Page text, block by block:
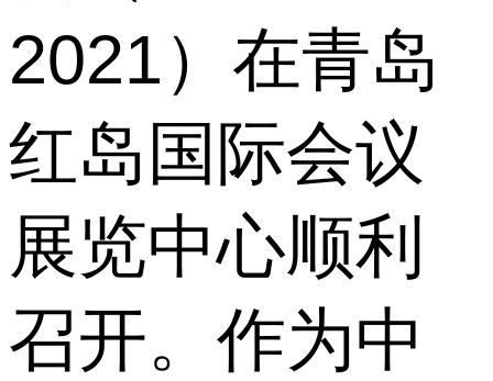
2021）在青岛
红岛国际会议
展览中心顺利
召开。作为中